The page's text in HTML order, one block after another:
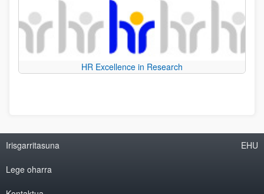
HR Excellence in Research
Irisgarritasuna
Lege oharra
EHU